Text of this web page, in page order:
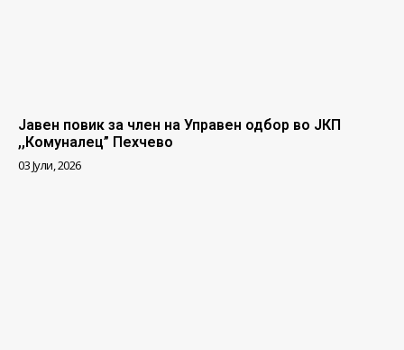
Јавен повик за член на Управен одбор во ЈКП
,,Комуналец” Пехчево
03 Јули, 2026